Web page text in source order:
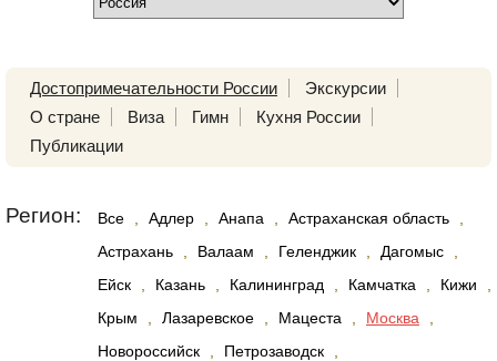
Достопримечательности России
Экскурсии
О стране
Виза Гимн
Кухня России
Публикации
Регион: Все Адлер Анапа Астраханская область
Астрахань
Валаам Геленджик Дагомыс
Ейск
Казань Калининград Камчатка Кижи
Крым
Лазаревское Мацеста Москва
Новороссийск
Петрозаводск